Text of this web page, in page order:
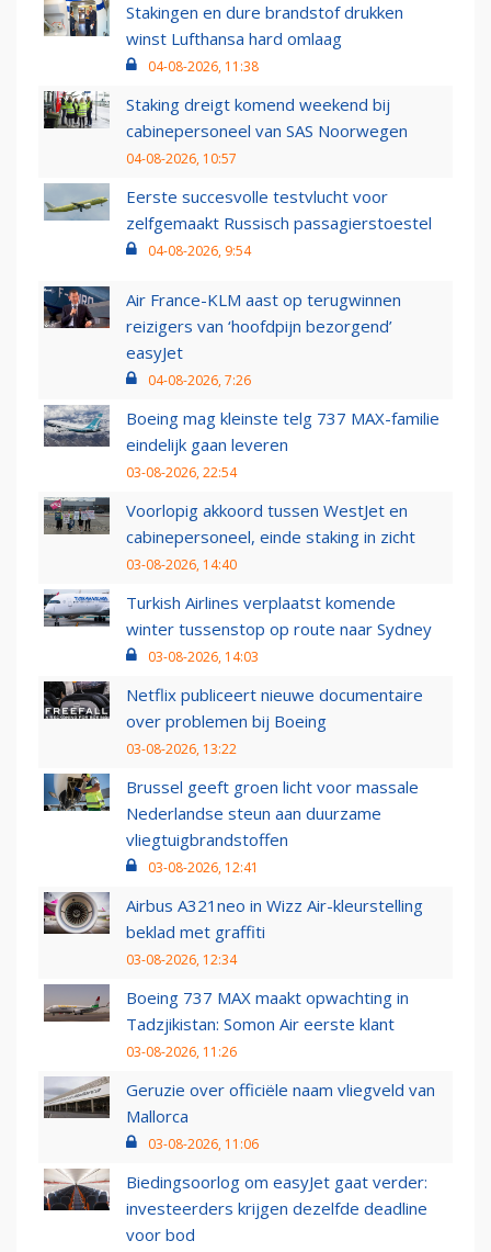
Stakingen en dure brandstof drukken
winst Lufthansa hard omlaag
04-08-2026, 11:38
Staking dreigt komend weekend bij
cabinepersoneel van SAS Noorwegen
04-08-2026, 10:57
Eerste succesvolle testvlucht voor
zelfgemaakt Russisch passagierstoestel
04-08-2026, 9:54
Air France-KLM aast op terugwinnen
reizigers van ‘hoofdpijn bezorgend’
easyJet
04-08-2026, 7:26
Boeing mag kleinste telg 737 MAX-familie
eindelijk gaan leveren
03-08-2026, 22:54
Voorlopig akkoord tussen WestJet en
cabinepersoneel, einde staking in zicht
03-08-2026, 14:40
Turkish Airlines verplaatst komende
winter tussenstop op route naar Sydney
03-08-2026, 14:03
Netflix publiceert nieuwe documentaire
over problemen bij Boeing
03-08-2026, 13:22
Brussel geeft groen licht voor massale
Nederlandse steun aan duurzame
vliegtuigbrandstoffen
03-08-2026, 12:41
Airbus A321neo in Wizz Air-kleurstelling
beklad met graffiti
03-08-2026, 12:34
Boeing 737 MAX maakt opwachting in
Tadzjikistan: Somon Air eerste klant
03-08-2026, 11:26
Geruzie over officiële naam vliegveld van
Mallorca
03-08-2026, 11:06
Biedingsoorlog om easyJet gaat verder:
investeerders krijgen dezelfde deadline
voor bod